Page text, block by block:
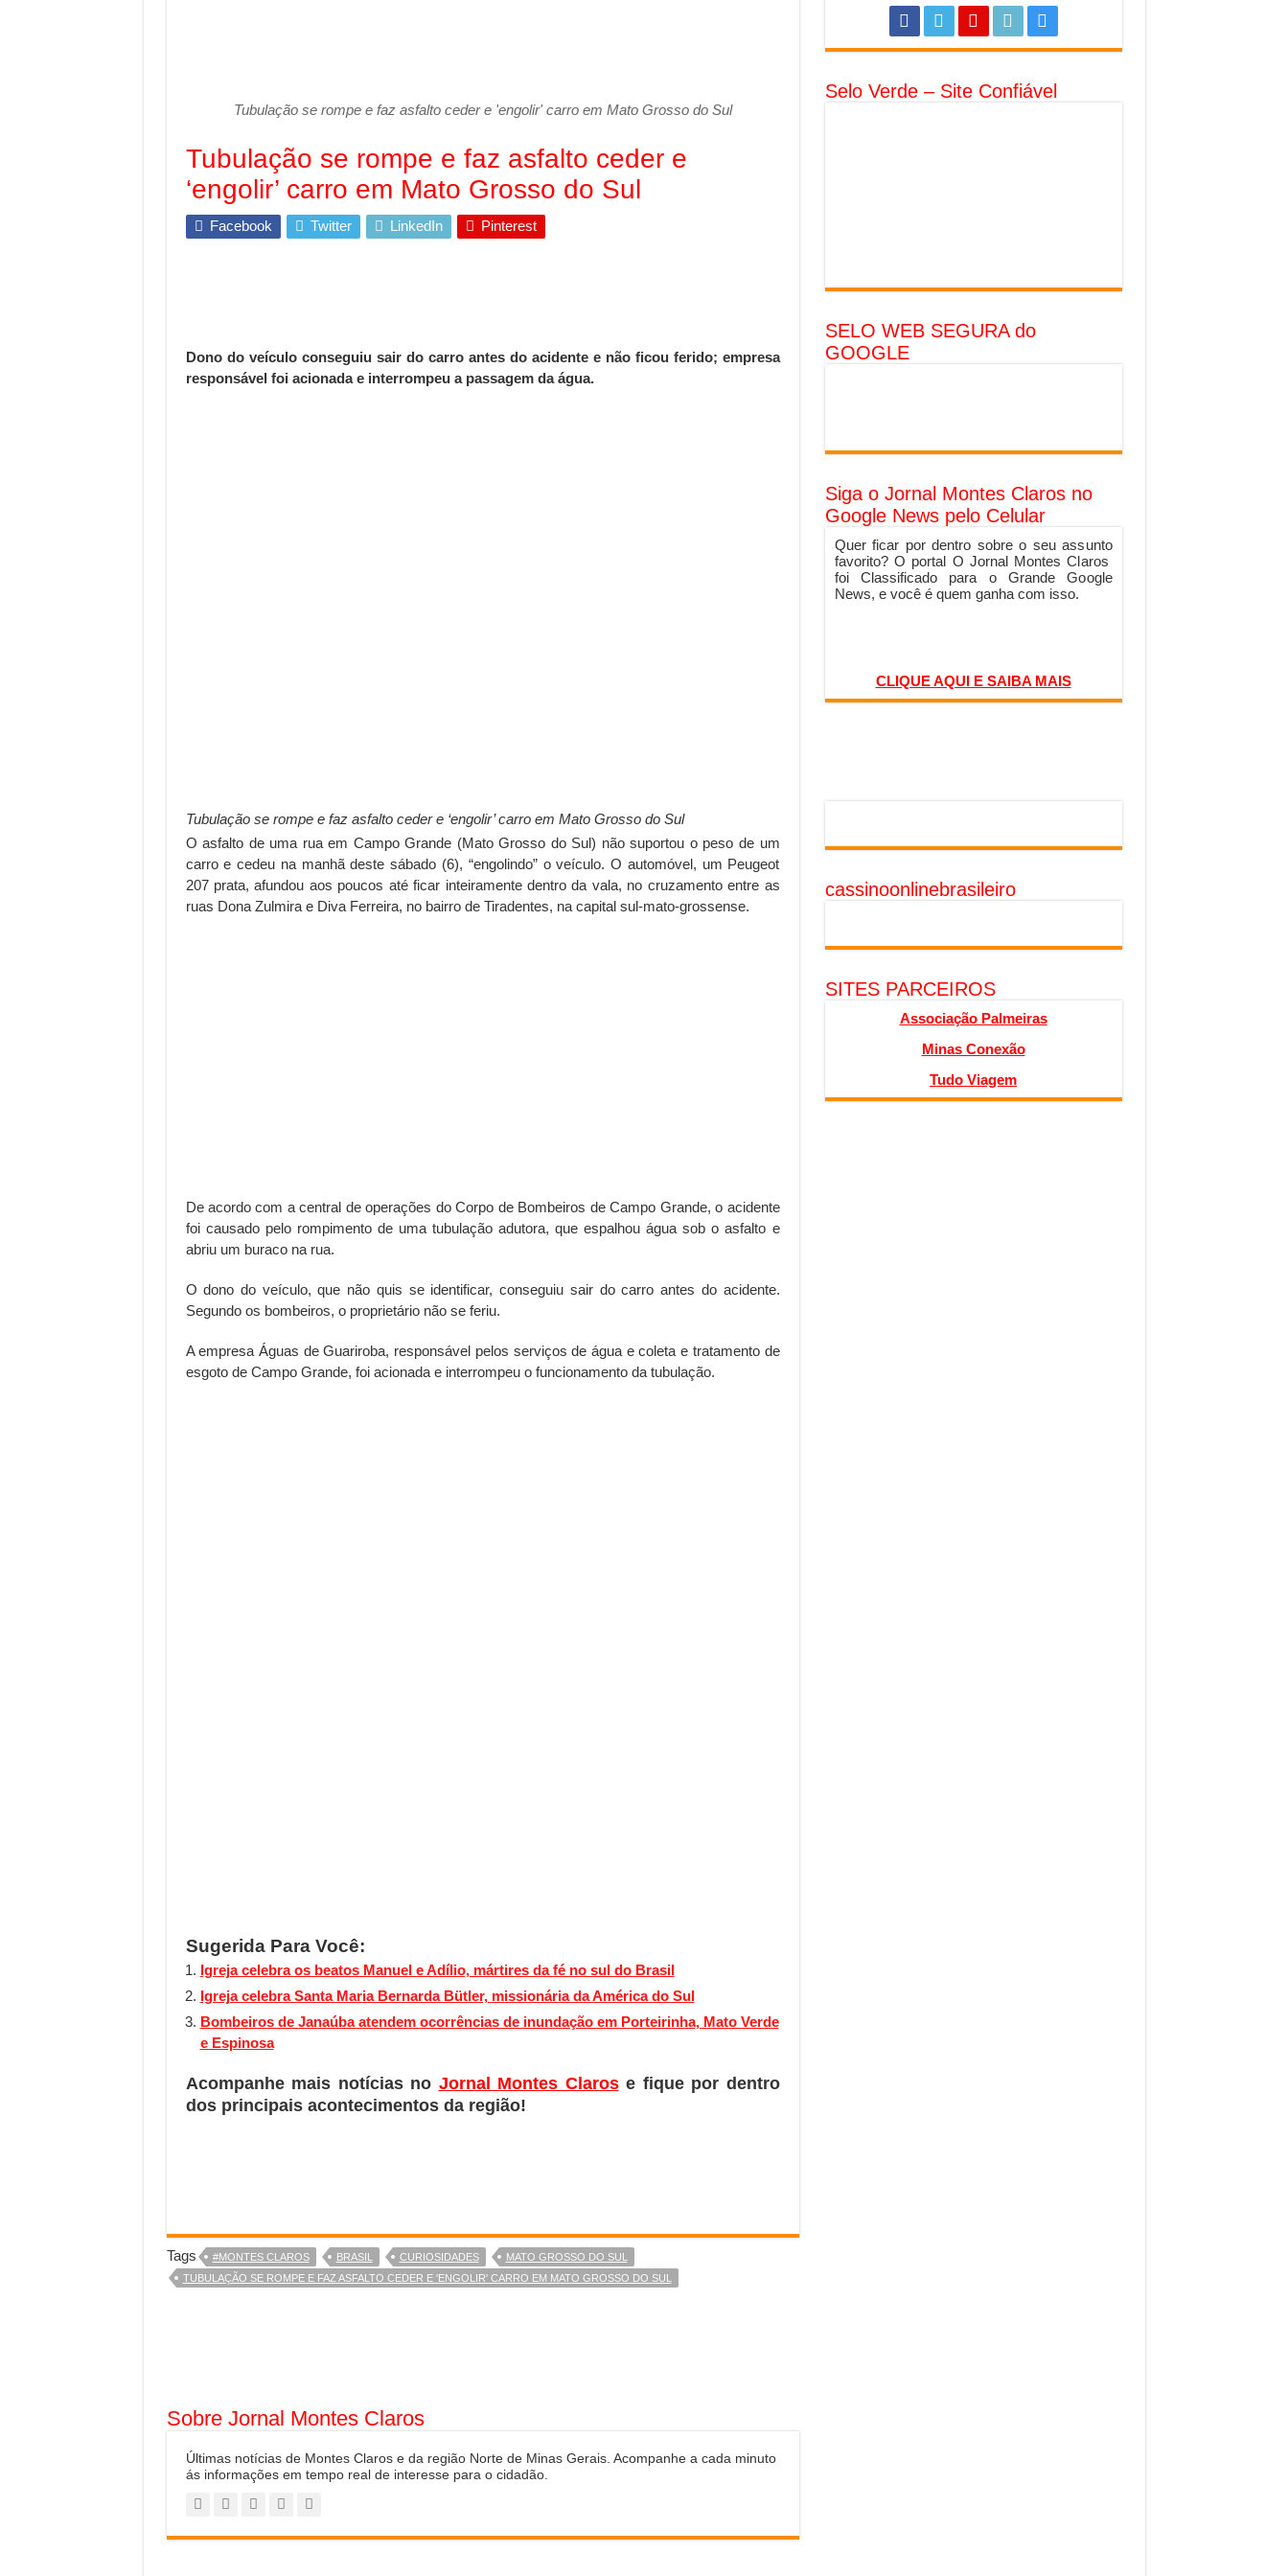
Tubulação se rompe e faz asfalto ceder e 'engolir' carro em Mato Grosso do Sul
Tubulação se rompe e faz asfalto ceder e
‘engolir’ carro em Mato Grosso do Sul
Facebook Twitter LinkedIn Pinterest
Dono do veículo conseguiu sair do carro antes do acidente e não ficou ferido; empresa
responsável foi acionada e interrompeu a passagem da água.
Tubulação se rompe e faz asfalto ceder e ‘engolir’ carro em Mato Grosso do Sul
O asfalto de uma rua em Campo Grande (Mato Grosso do Sul) não suportou o peso de um
carro e cedeu na manhã deste sábado (6), “engolindo” o veículo. O automóvel, um Peugeot
207 prata, afundou aos poucos até ficar inteiramente dentro da vala, no cruzamento entre as
ruas Dona Zulmira e Diva Ferreira, no bairro de Tiradentes, na capital sul-mato-grossense.
De acordo com a central de operações do Corpo de Bombeiros de Campo Grande, o acidente
foi causado pelo rompimento de uma tubulação adutora, que espalhou água sob o asfalto e
abriu um buraco na rua.
O dono do veículo, que não quis se identificar, conseguiu sair do carro antes do acidente.
Segundo os bombeiros, o proprietário não se feriu.
A empresa Águas de Guariroba, responsável pelos serviços de água e coleta e tratamento de
esgoto de Campo Grande, foi acionada e interrompeu o funcionamento da tubulação.
Sugerida Para Você:
Igreja celebra os beatos Manuel e Adílio, mártires da fé no sul do Brasil
Igreja celebra Santa Maria Bernarda Bütler, missionária da América do Sul
Bombeiros de Janaúba atendem ocorrências de inundação em Porteirinha, Mato Verde
e Espinosa
Acompanhe mais notícias no Jornal Montes Clarose fique por dentro
dos principais acontecimentos da região!
Tags #MONTES CLAROS BRASIL CURIOSIDADES
MATO GROSSO DO SUL
TUBULAÇÃO SE ROMPE E FAZ ASFALTO CEDER E 'ENGOLIR' CARRO EM MATO GROSSO DO SUL
Sobre Jornal Montes Claros
Últimas notícias de Montes Claros e da região Norte de Minas Gerais. Acompanhe a cada minuto
ás informações em tempo real de interesse para o cidadão.
Selo Verde – Site Confiável
SELO WEB SEGURA do
GOOGLE
Siga o Jornal Montes Claros no
Google News pelo Celular
Quer ficar por dentro sobre o seu assunto
favorito? O portal O Jornal Montes Claros
foi Classificado para o Grande Google
News, e você é quem ganha com isso.
CLIQUE AQUI E SAIBA MAIS
cassinoonlinebrasileiro
SITES PARCEIROS
Associação Palmeiras
Minas Conexão
Tudo Viagem